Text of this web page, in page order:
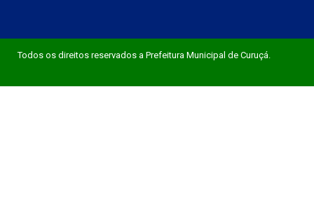
Todos os direitos reservados a Prefeitura Municipal de Curuçá.